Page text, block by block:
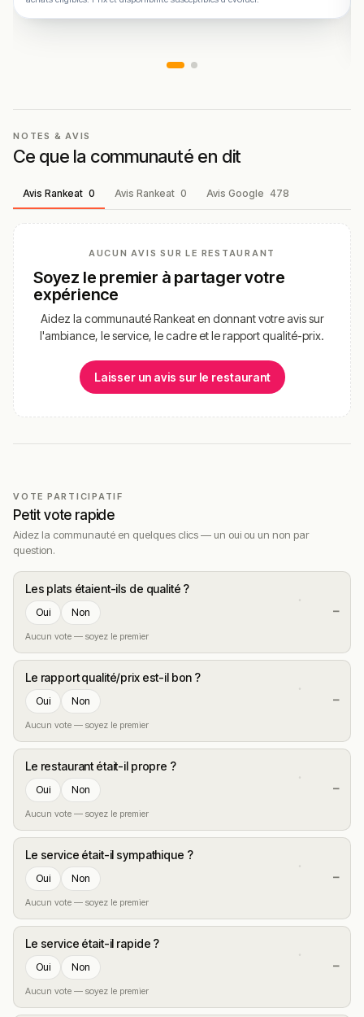
NOTES & AVIS
Ce que la communauté en dit
Avis Rankeat 0 Avis Rankeat 0 Avis Google 478
AUCUN AVIS SUR LE RESTAURANT
Soyez le premier à partager votre
expérience
Aidez la communauté Rankeat en donnant votre avis sur
l'ambiance, le service, le cadre et le rapport qualité-prix.
Laisser un avis sur le restaurant
VOTE PARTICIPATIF
Petit vote rapide
Aidez la communauté en quelques clics — un oui ou un non par
question.
Les plats étaient-ils de qualité ?
Oui Non
Aucun vote — soyez le premier
—
Le rapport qualité/prix est-il bon ?
Oui Non
Aucun vote — soyez le premier
—
Le restaurant était-il propre ?
Oui Non
Aucun vote — soyez le premier
—
Le service était-il sympathique ?
Oui Non
Aucun vote — soyez le premier
—
Le service était-il rapide ?
Oui Non
Aucun vote — soyez le premier
—